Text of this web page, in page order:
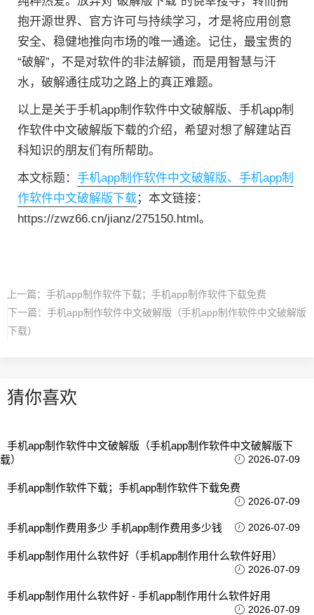
抱开源世界、官方许可与持续学习，才是将应用创意
安全、稳健地推向市场的唯一通途。记住，最宝贵的
“破解”，不是对软件的非法解锁，而是用智慧与汗
水，破解通往成功之路上的真正难题。
以上是关于手机app制作软件中文破解版、手机app制
作软件中文破解版下载的介绍，希望对想了解建站百
科知识的朋友们有所帮助。
本文标题： 手机app制作软件中文破解版、手机app制
作软件中文破解版下载；本文链接：
https://zwz66.cn/jianz/275150.html。
上一篇： 手机app制作软件下载；手机app制作软件下载免费
下一篇： 手机app制作软件中文破解版（手机app制作软件中文破解版
下载）
猜你喜欢
手机app制作软件中文破解版（手机app制作软件中文破解版下
载）
2026-07-09
手机app制作软件下载；手机app制作软件下载免费
2026-07-09
手机app制作费用多少 手机app制作费用多少钱 2026-07-09
手机app制作用什么软件好（手机app制作用什么软件好用）
2026-07-09
手机app制作用什么软件好 - 手机app制作用什么软件好用
2026-07-09